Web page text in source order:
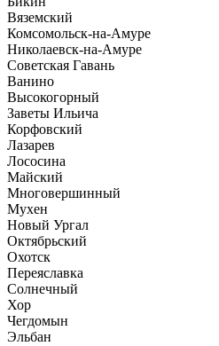
Вяземский
Комсомольск-на-Амуре
Николаевск-на-Амуре
Советская Гавань
Ванино
Высокогорный
Заветы Ильича
Корфовский
Лазарев
Лососина
Майский
Многовершинный
Мухен
Новый Ургал
Октябрьский
Охотск
Переяславка
Солнечный
Хор
Чегдомын
Эльбан